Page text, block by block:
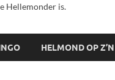
Hellemonder is.
HELMOND OP